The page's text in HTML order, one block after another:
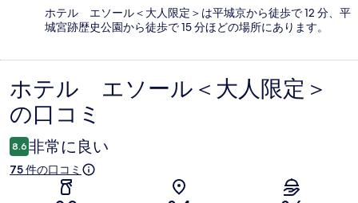
ホテル エソール＜大人限定＞は平城京から徒歩で 12 分、平
城宮跡歴史公園から徒歩で 15 分ほどの場所にあります。
口
コ
ミ
ホテル エソール＜大人限定＞
の口コミ
8.6 非常に良い
75 件の口コミ